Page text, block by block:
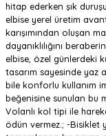
hitap ederken şık
elbise yerel üretim
karışımından oluşan
dayanıklılığını
elbise, özel günlerdeki
tasarım sayesinde yaz
bile konforlu kullanım
beğenisine sunulan bu
Volanlı kol tipi ile
ödün vermez.; -Bisiklet